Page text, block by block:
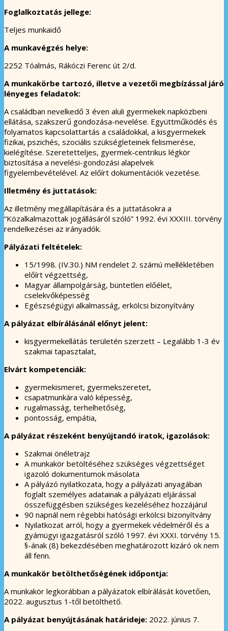
Foglalkoztatás jellege:
Teljes munkaidő
A munkavégzés helye:
2252 Tóalmás, Rákóczi Ferenc út 2/d.
A munkakörbe tartozó, illetve a vezetői megbízással járó
lényeges feladatok:
A családban nevelkedő 3 éven aluli gyermekek napközbeni
ellátása, szakszerű gondozása-nevelése. Együttműködés és
folyamatos kapcsolattartás a családokkal, a kisgyermekek
fizikai, pszichés, szociális szükségleteinek felismerése,
kielégítése. Szeretetteljes, gyermek-centrikus légkör
biztosítása a nevelési-gondozási alapelvek
figyelembevételével. Az előírt dokumentációk vezetése.
Illetmény és juttatások:
Az illetmény megállapítására és a juttatásokra a
“Közalkalmazottak jogállásáról szóló” 1992. évi XXXIII. törvény
rendelkezései az irányadók.
Pályázati feltételek:
15/1998. (IV.30.) NM rendelet 2. számú mellékletében
előírt végzettség,
Magyar állampolgárság, büntetlen előélet,
cselekvőképesség
Egészségügyi alkalmasság, erkölcsi bizonyítvány
A pályázat elbírálásánál előnyt jelent:
kisgyermekellátás területén szerzett – Legalább 1-3 év
szakmai tapasztalat,
Elvárt kompetenciák:
gyermekismeret, gyermekszeretet,
csapatmunkára való képesség,
rugalmasság, terhelhetőség,
pontosság, empátia,
A pályázat részeként benyújtandó iratok, igazolások:
Szakmai önéletrajz
A munkakör betöltéséhez szükséges végzettséget
igazoló dokumentumok másolata
A pályázó nyilatkozata, hogy a pályázati anyagában
foglalt személyes adatainak a pályázati eljárással
összefüggésben szükséges kezeléséhez hozzájárul
90 napnál nem régebbi hatósági erkölcsi bizonyítvány
Nyilatkozat arról, hogy a gyermekek védelméről és a
gyámügyi igazgatásról szóló 1997. évi XXXI. törvény 15.
§-ának (8) bekezdésében meghatározott kizáró ok nem
áll fenn.
A munkakör betölthetőségének időpontja:
A munkakör legkorábban a pályázatok elbírálását követően,
2022. augusztus 1-től betölthető.
A pályázat benyújtásának határideje: 2022. június 7.